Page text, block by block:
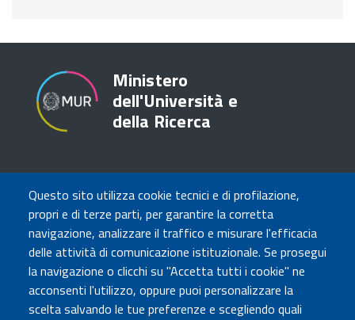
Questo sito utilizza cookie tecnici e di profilazione,
propri e di terze parti, per garantire la corretta
navigazione, analizzare il traffico e misurare l'efficacia
delle attività di comunicazione istituzionale. Se prosegui
la navigazione o clicchi su "Accetta tutti i cookie" ne
acconsenti l'utilizzo, oppure puoi personalizzare la
scelta salvando le tue preferenze e scegliendo quali
Ministero
dell'Università e
della Ricerca
TRASPARENZA
Amministrazione Trasparente
Atti di notifica
Albo online
Concorsi
COMUNICA CON NOI